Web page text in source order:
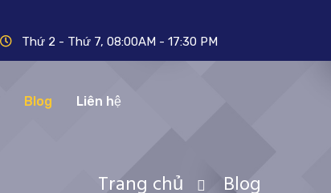
Thứ 2 - Thứ 7, 08:00AM - 17:30 PM
Blog Liên hệ
Trang chủ Blog